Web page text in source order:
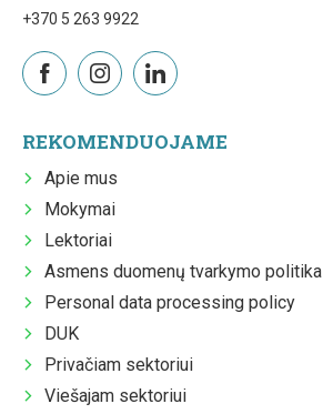
+370 5 263 9922
REKOMENDUOJAME
Apie mus
Mokymai
Lektoriai
Asmens duomenų tvarkymo politika
Personal data processing policy
DUK
Privačiam sektoriui
Viešajam sektoriui